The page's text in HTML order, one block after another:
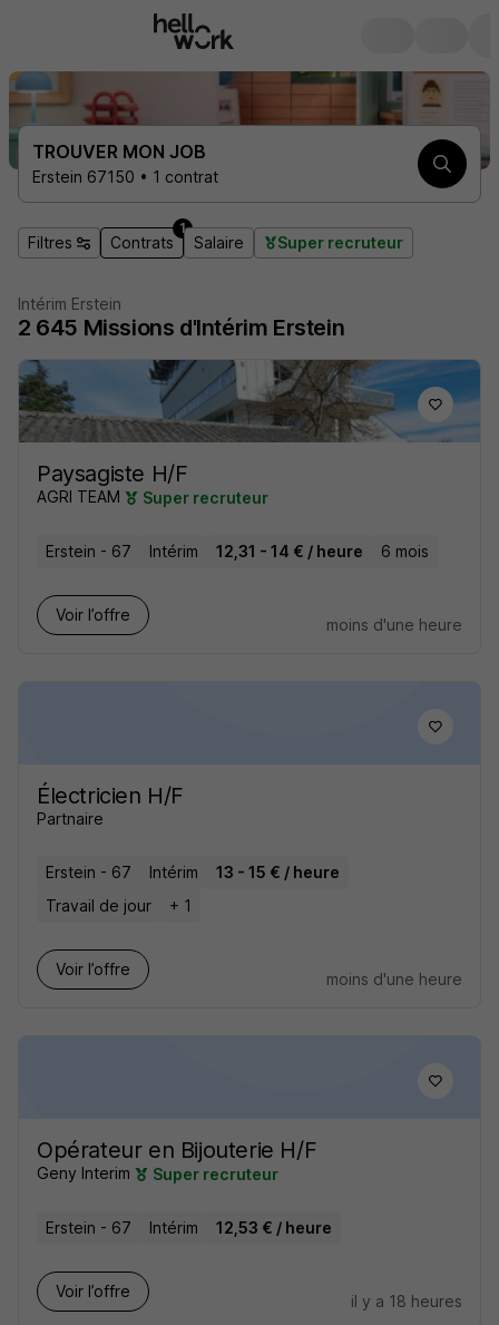
TROUVER MON JOB
Erstein 67150 • 1 contrat
Filtres Contrats
1
Salaire Super recruteur
Intérim Erstein
2 645 Missions d'Intérim Erstein
Paysagiste H/F
AGRI TEAM Super recruteur
Erstein - 67 Intérim 12,31 - 14 € / heure 6 mois
Voir l’offre
moins d'une heure
Électricien H/F
Partnaire
Erstein - 67 Intérim
13 - 15 € / heure
Travail de jour
+ 1
Voir l’offre
moins d'une heure
Opérateur en Bijouterie H/F
Geny Interim Super recruteur
Erstein - 67 Intérim 12,53 € / heure
Voir l’offre
il y a 18 heures